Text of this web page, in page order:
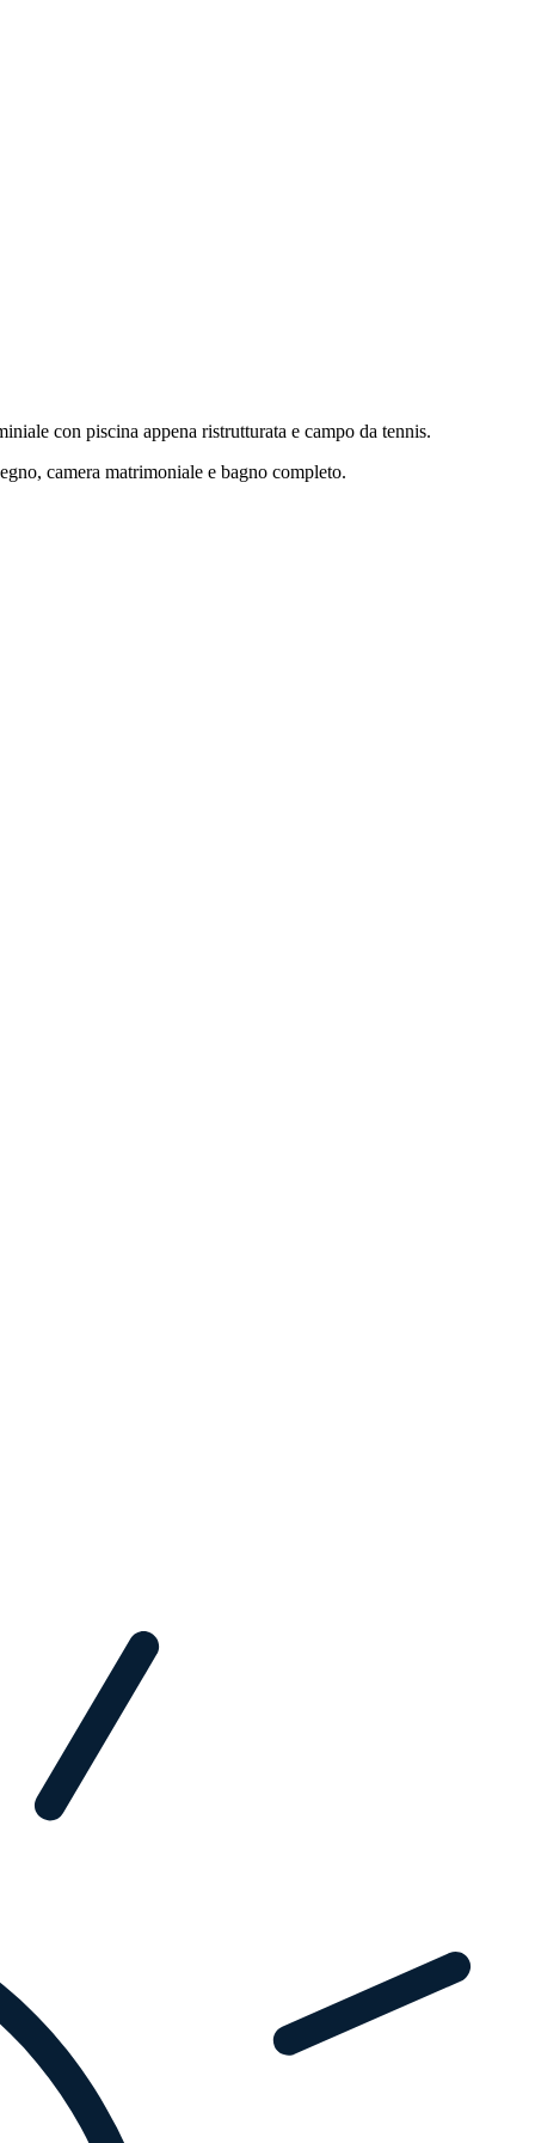
con piscina appena ristrutturata e campo da tennis.
camera matrimoniale e bagno completo.